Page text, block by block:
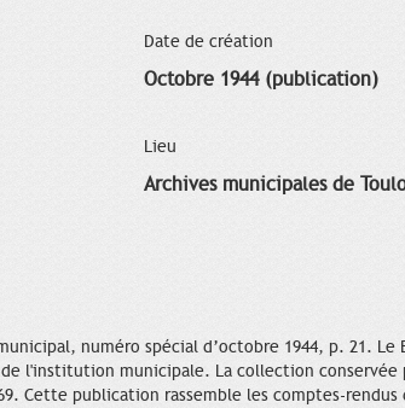
Date de création
Octobre 1944 (publication)
Lieu
Archives municipales de
numéro spécial d’octobre 1944, p. 21.
l'institution municipale. La collection conservée
Cette publication rassemble les comptes-